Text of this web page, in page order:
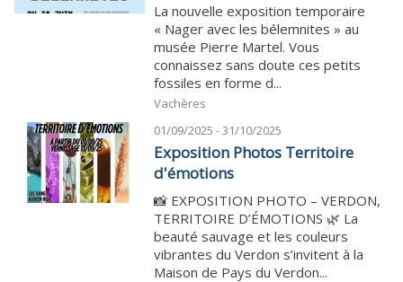
La nouvelle exposition temporaire
« Nager avec les bélemnites » au
musée Pierre Martel. Vous
connaissez sans doute ces petits
fossiles en forme d...
Vachères
01/09/2025 - 31/10/2025
Exposition Photos Territoire
d'émotions
📸 EXPOSITION PHOTO – VERDON,
TERRITOIRE D’ÉMOTIONS 🌿 La
beauté sauvage et les couleurs
vibrantes du Verdon s’invitent à la
Maison de Pays du Verdon...